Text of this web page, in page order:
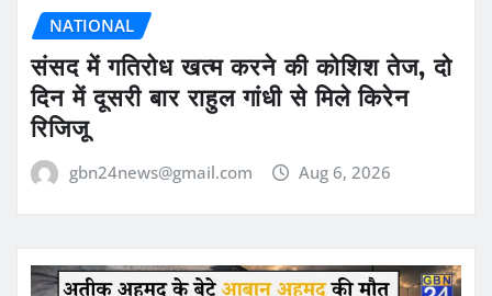
NATIONAL
संसद में गतिरोध खत्म करने की कोशिश तेज, दो
दिन में दूसरी बार राहुल गांधी से मिले किरेन
रिजिजू
gbn24news@gmail.com Aug 6, 2026